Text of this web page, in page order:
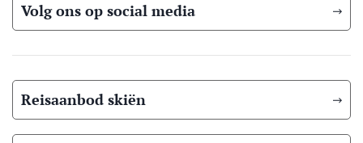
Volg ons op social media
Reisaanbod skiën